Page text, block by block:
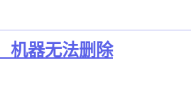
机器无法删除